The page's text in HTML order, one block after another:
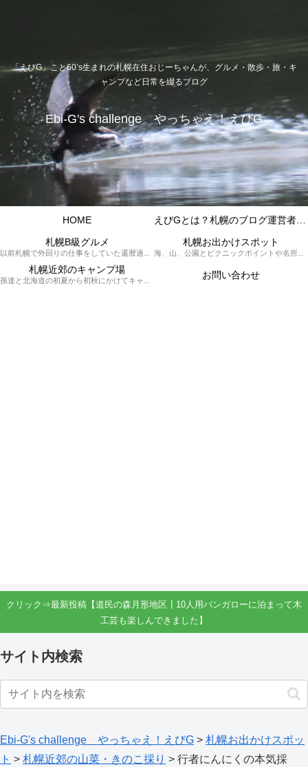
「えびG」こと60’s生まれの札幌在住おじーちゃんが、グルメ・散歩・旅・キ
ャンプなど日常を綴るブログ
Ebi-G's challenge やっちゃえ！えびG
HOME
札幌B級グルメ
以前札幌で外回りの仕事をしていた還暦過ぎブロガー「えびG」がランチ（サラリーマンランチ、サラメシ）を中心に、おそば、ラーメン、中華、日替わりランチを「札幌Bグルメ」と題してレポートしているブログカテゴリーのページです。現在は定年後の再雇用で札幌中とはいかなまでも会社の近くのすすきの界隈や家のある札幌市南区を中心に徘徊しております。
札幌お出かけスポット
海、山、公園とピクニックポイントや名所、旧跡などなど、、、、、札幌はもとより郊外の無理なく日帰りでいって帰ってこれるお出かけスポットを孫っち達（小学５、３年生、幼稚園年長さんの３人）とえびGがお出かけをして紹介しているページです。
札幌近郊のキャンプ場
孫達と北海道の初夏から初秋にかけてキャンプに出かけます。キャンプ場情報だったり料理だったり花火や遊びに虫取りとまさに「やっちゃえ！えびG」やりたい放題のブログです。 お問い合わせ
クリック⇒最新投稿【道民の森月形地区┃10人用バンガローに泊まって木
工芸も楽しんできました】
サイト内検索
Ebi-G's challenge やっちゃえ！えびG > 札幌お出かけスポッ
ト > 札幌近郊の山菜・きのこ採り > 行者にんにくの本気採